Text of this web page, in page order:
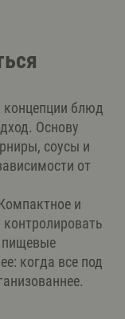
концепции блюд
Основу
соусы и
от
и
пищевые
когда все под